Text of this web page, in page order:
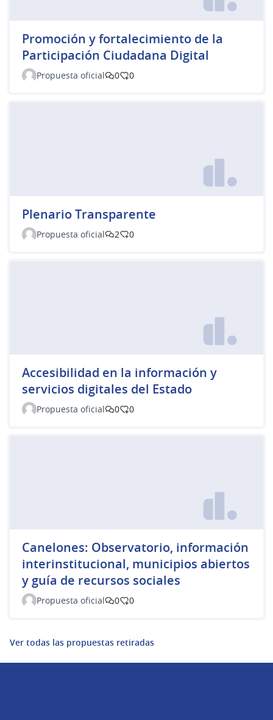
Promoción y fortalecimiento de la
Participación Ciudadana Digital
Propuesta oficial 0 0
Plenario Transparente
Propuesta oficial 2 0
Accesibilidad en la información y
servicios digitales del Estado
Propuesta oficial 0 0
Canelones: Observatorio, información
interinstitucional, municipios abiertos
y guía de recursos sociales
Propuesta oficial 0 0
Ver todas las propuestas retiradas